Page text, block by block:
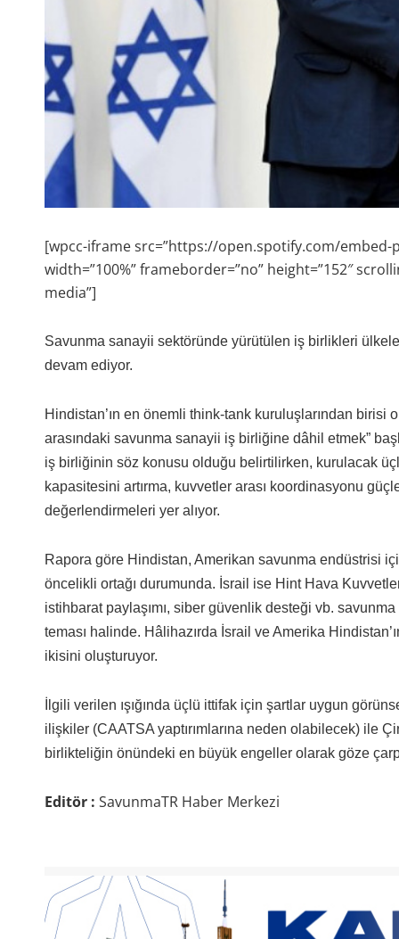
[wpcc-iframe src=”https://open.spotify.com/embed-
width=”100%” frameborder=”no” height=”152″
media”]
Savunma sanayii sektöründe yürütülen iş birlikleri
devam ediyor.
Hindistan’ın en önemli think-tank kuruluşlarından birisi
arasındaki savunma sanayii iş birliğine dâhil etmek”
iş birliğinin söz konusu olduğu belirtilirken, kurulacak
kapasitesini artırma, kuvvetler arası koordinasyonu
değerlendirmeleri yer alıyor.
Rapora göre Hindistan, Amerikan savunma endüstrisi
öncelikli ortağı durumunda. İsrail ise Hint Hava
istihbarat paylaşımı, siber güvenlik desteği vb.
teması halinde. Hâlihazırda İsrail ve Amerika
ikisini oluşturuyor.
İlgili verilen ışığında üçlü ittifak için şartlar uygun
ilişkiler (CAATSA yaptırımlarına neden olabilecek) ile
birlikteliğin önündeki en büyük engeller olarak göze
Editör : SavunmaTR Haber Merkezi